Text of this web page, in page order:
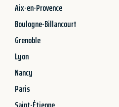
Aix-en-Provence
Boulogne-Billancourt
Grenoble
Lyon
Nancy
Paris